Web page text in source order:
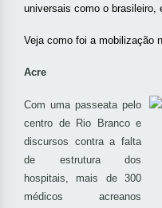
universais como o brasileiro,
Veja como foi a mobilização
Acre
Com uma passeata pelo
centro de Rio Branco e
discursos contra a falta
de estrutura dos
hospitais, mais de 300
médicos acreanos